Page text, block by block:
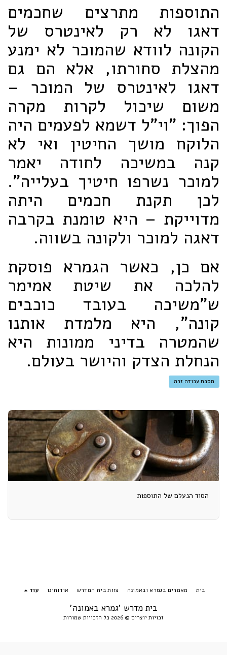
התוספות מתרצים שחכמים
דאגו לא רק לאינטרס של
הקונה לוודא שהמוכר לא ימנע
מהצלת סחורתו, אלא הם גם
דאגו לאינטרס של המוכר –
משום שיכול לקרות מקרה
הפוך: "וי"ל דשמא לפעמים היה
הלוקח מושך החיטין ואי לא
קנה במשיכה לחודה יאמר
למוכר נשרפו חיטיך בעלייה".
לכן תקנת חכמים היתה
מדוייקת – היא טומנת בקרבה
דאגה למוכר ולקונה בשווה.
אם כן, כאשר הגמרא פוסקת
להלכה את שיטת אמימר
ש"משיכה בעובד כוכבים
קונה", היא מלמדת אותנו
שהמטרה בדיני ממונות היא
הנחלת הצדק והיושר בעולם.
מסכת עבודה זרה
הסוד הנעלם של התוספות
בית מדרש 'גמרא באמונה'
זכויות יוצרים © 2026 כל הזכויות שמורות
בית מאמרים בגמרא ובאמונה צוות בית המדרש אודותינו עוד